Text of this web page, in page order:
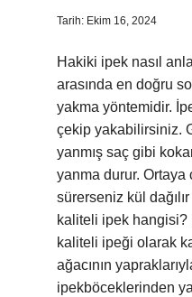
Tarih: Ekim 16, 2024
Hakiki ipek nasıl
arasında en doğru
yakma yöntemidir.
çekip yakabilirsiniz.
yanmış saç gibi
yanma durur. Ortaya
sürerseniz kül
kaliteli ipek hangisi?
kaliteli ipeği olarak
ağacının
ipekböceklerinden